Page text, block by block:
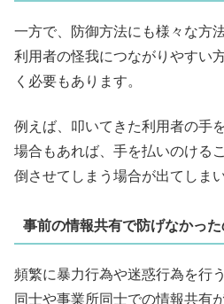
一方で、防御方法にも様々な方
利用者の怪我につながりやすい
く必要もあります。
例えば、叩いてきた利用者の手
場合もあれば、手を払いのける
倒させてしまう場合が出てしまい
事前の情報共有で防げなかっ
頻繁に暴力行為や迷惑行為を行
同士や事業所同士での情報共有